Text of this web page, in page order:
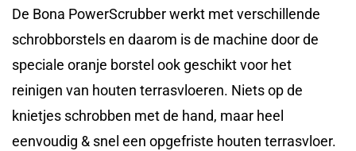
De Bona PowerScrubber werkt met verschillende
schrobborstels en daarom is de machine door de
speciale oranje borstel ook geschikt voor het
reinigen van houten terrasvloeren. Niets op de
knietjes schrobben met de hand, maar heel
eenvoudig & snel een opgefriste houten terrasvloer.